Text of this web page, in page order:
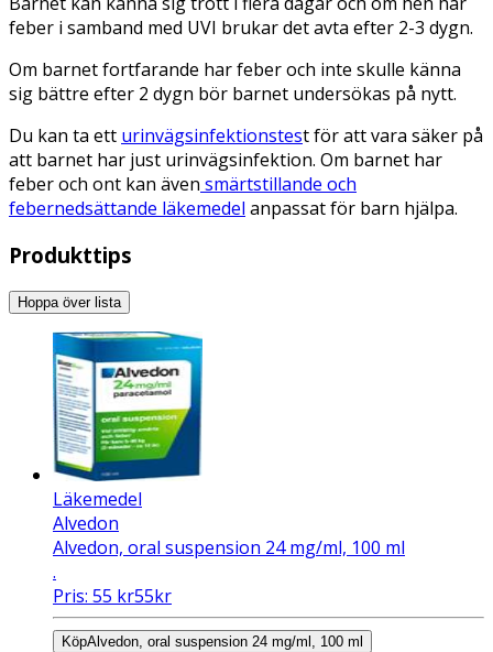
feber i samband med UVI brukar det avta efter 2-3 dygn.
Om barnet fortfarande har feber och inte skulle känna
sig bättre efter 2 dygn bör barnet undersökas på nytt.
Du kan ta ett urinvägsinfektionstest för att vara säker på
att barnet har just urinvägsinfektion. Om barnet har
feber och ont kan även smärtstillande och
febernedsättande läkemedel anpassat för barn hjälpa.
Produkttips
Hoppa över lista
Läkemedel
Alvedon
Alvedon, oral suspension 24 mg/ml, 100 ml
.
Pris: 55 kr55kr
KöpAlvedon, oral suspension 24 mg/ml, 100 ml